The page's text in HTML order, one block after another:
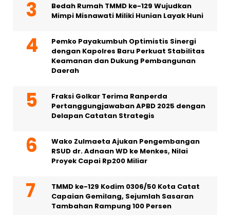
Bedah Rumah TMMD ke-129 Wujudkan
Mimpi Misnawati Miliki Hunian Layak Huni
Pemko Payakumbuh Optimistis Sinergi
dengan Kapolres Baru Perkuat Stabilitas
Keamanan dan Dukung Pembangunan
Daerah
Fraksi Golkar Terima Ranperda
Pertanggungjawaban APBD 2025 dengan
Delapan Catatan Strategis
Wako Zulmaeta Ajukan Pengembangan
RSUD dr. Adnaan WD ke Menkes, Nilai
Proyek Capai Rp200 Miliar
TMMD ke-129 Kodim 0306/50 Kota Catat
Capaian Gemilang, Sejumlah Sasaran
Tambahan Rampung 100 Persen